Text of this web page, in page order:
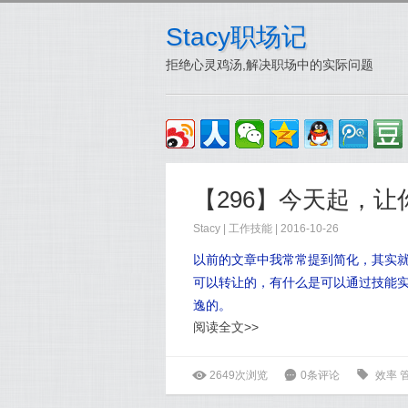
Stacy职场记
拒绝心灵鸡汤,解决职场中的实际问题
【296】今天起，
Stacy 工作技能 | 2016-10-26
以前的文章中我常常提到简化，其实
可以转让的，有什么是可以通过技能
逸的。
阅读全文>>
ė 2649次浏览 6 0条评论 0 效率